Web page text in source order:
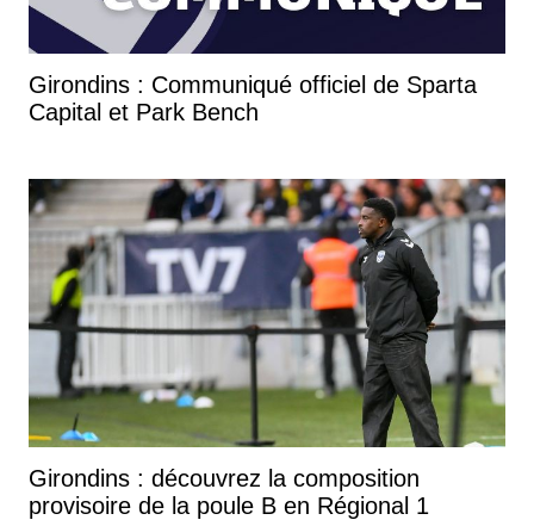
Girondins : Communiqué officiel de Sparta
Capital et Park Bench
Girondins : découvrez la composition
provisoire de la poule B en Régional 1